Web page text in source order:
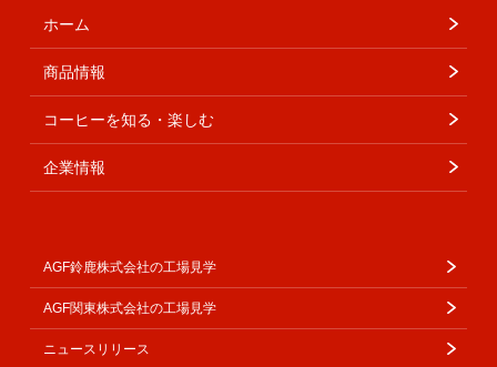
ホーム
商品情報
コーヒーを知る・楽しむ
企業情報
AGF鈴鹿株式会社の工場見学
AGF関東株式会社の工場見学
ニュースリリース